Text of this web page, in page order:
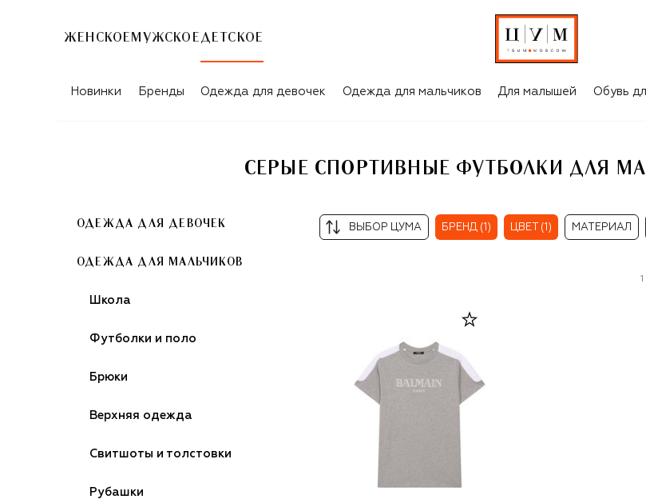
ЖЕНСКОЕ МУЖСКОЕ ДЕТСКОЕ
СЕРЫЕ СПОРТИВНЫЕ ФУТБОЛКИ ДЛЯ МАЛЬЧИКОВ BALMAIN
Новинки Бренды Одежда для девочек Одежда для мальчиков Для малышей Обувь
СЕРЫЕ СПОРТИВНЫЕ ФУТБОЛКИ ДЛЯ
ОДЕЖДА ДЛЯ ДЕВОЧЕК
ОДЕЖДА ДЛЯ МАЛЬЧИКОВ
Школа
Футболки и поло
Брюки
Верхняя одежда
Свитшоты и толстовки
Рубашки
ВЫБОР ЦУМА БРЕНД (1) ЦВЕТ (1) МАТЕРИАЛ
1